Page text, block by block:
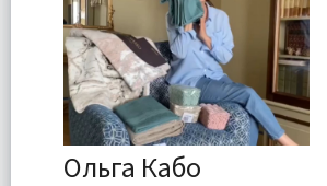
Ольга Кабо